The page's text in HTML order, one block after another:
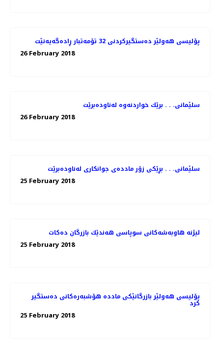
پۆلیسی هەولێر دەستگیركردنی 32 تۆمەتبار ڕادەگەیەنێت
26 February 2018
سلێمانی. . . برێك خواردنه‌وه‌ له‌ناوده‌برێت
26 February 2018
سلێمانی. . . بڕێكی زۆر مادده‌ی جوانكاری له‌ناوده‌برێت
25 February 2018
لیژنه‌ هاوبه‌شه‌كانی سوپاسی هه‌ندێك بازرگان ده‌كات
25 February 2018
پۆلیسی هەولێر بازرگانێكی ماددە هۆشبەرەكانی دەستگیر
كرد
25 February 2018